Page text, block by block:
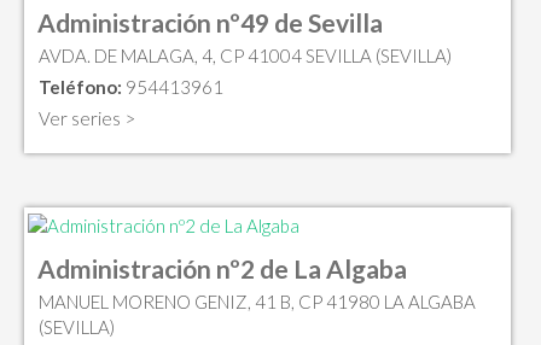
Administración nº49 de Sevilla
AVDA. DE MALAGA, 4, CP 41004 SEVILLA (SEVILLA)
Teléfono: 954413961
Ver series >
Administración nº2 de La Algaba
MANUEL MORENO GENIZ, 41 B, CP 41980 LA ALGABA
(SEVILLA)